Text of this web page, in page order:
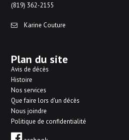
(819) 362-2155
Karine Couture
Plan du site
Avis de décès
Histoire
Nos services
Que faire lors d'un décès
Nous joindre
Politique de confidentialité